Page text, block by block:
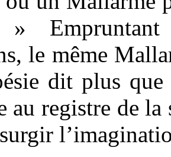
» Empruntant
le même
dit plus que
au registre de